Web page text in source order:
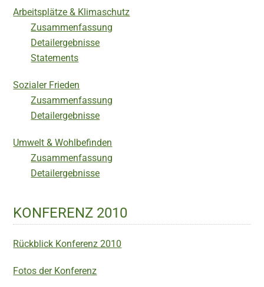
Arbeitsplätze & Klimaschutz
Zusammenfassung
Detailergebnisse
Statements
Sozialer Frieden
Zusammenfassung
Detailergebnisse
Umwelt & Wohlbefinden
Zusammenfassung
Detailergebnisse
KONFERENZ 2010
Rückblick Konferenz 2010
Fotos der Konferenz